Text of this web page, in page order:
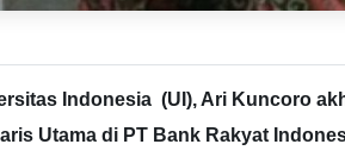
Indonesia (UI), Ari Kuncoro
Utama di PT Bank Rakyat